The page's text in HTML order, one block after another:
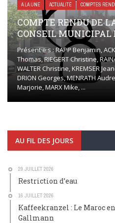
A LA UNE ACTUALITÉ COMPTES
COMPTE RENDU DE
CONSEIL MUNICIPAL
Présent·e·s : RAPP Benjamin,
Thomas, RIEGERT Christine,
WALTER Christine, KREMSER
DRION Georges, MENRATH
Marjorie, MARX Mike, ...
AU FIL DES JOURS
29 JUILLET 2026
Restriction d’eau
16 JUILLET 2026
Kaffeekranzel : Le Maroc
Gallmann